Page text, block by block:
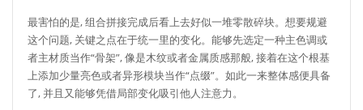
最害怕的是, 组合拼接完成后看上去好似一堆零散碎块。想要规避
这个问题, 关键之点在于统一里的变化。能够先选定一种主色调或
者主材质当作“骨架”, 像是木纹或者金属质感那般, 接着在这个根基
上添加少量亮色或者异形模块当作“点缀”。如此一来整体感便具备
了, 并且又能够凭借局部变化吸引他人注意力。